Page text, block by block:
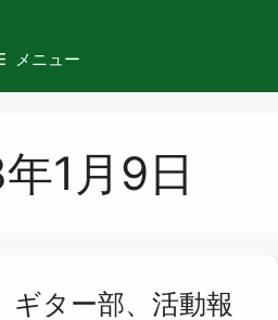
メニュー
1月9日
ギター部、活動報